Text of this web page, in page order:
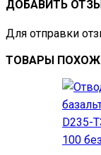
ДОБАВИТЬ
Для отправки
ТОВАРЫ